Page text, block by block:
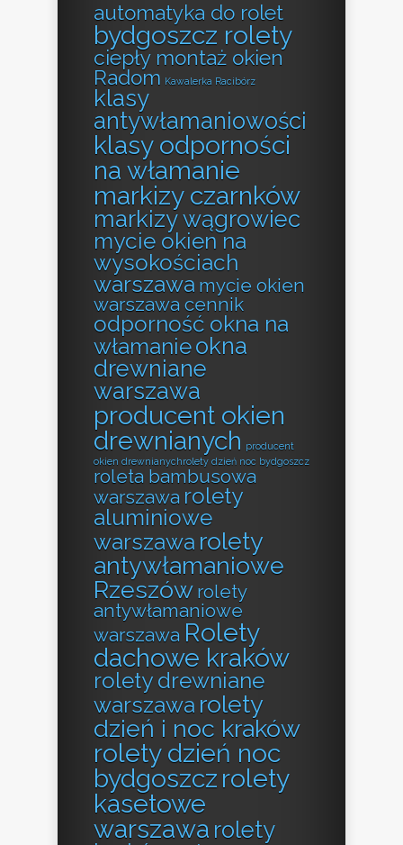
automatyka do rolet
bydgoszcz rolety
ciepły montaż okien
Radom Kawalerka Racibórz
klasy
antywłamaniowości
klasy odporności
na włamanie
markizy czarnków
markizy wągrowiec
mycie okien na
wysokościach
warszawa mycie okien
warszawa cennik
odporność okna na
włamanieokna
drewniane
warszawa
producent okien
drewnianych producent
okien drewnianychrolety dzień noc bydgoszcz
roleta bambusowa
warszawa rolety
aluminiowe
warszawa rolety
antywłamaniowe
Rzeszów rolety
antywłamaniowe
warszawa Rolety
dachowe kraków
rolety drewniane
warszawa rolety
dzień i noc kraków
rolety dzień noc
bydgoszcz rolety
kasetowe
warszawa rolety